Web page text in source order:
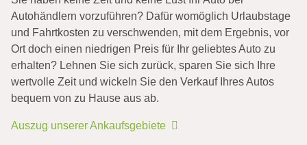
Autohändlern vorzuführen? Dafür womöglich Urlaubstage
und Fahrtkosten zu verschwenden, mit dem Ergebnis, vor
Ort doch einen niedrigen Preis für Ihr geliebtes Auto zu
erhalten? Lehnen Sie sich zurück, sparen Sie sich Ihre
wertvolle Zeit und wickeln Sie den Verkauf Ihres Autos
bequem von zu Hause aus ab.
Auszug unserer Ankaufsgebiete
Unfallwagen mit Totalschaden